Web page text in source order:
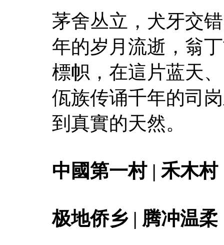
茅舍丛立，犬牙交
年的岁月流逝，翁
標帜，在這片蓝天
佤族传诵千年的司
到真實的天然。
中國第一村 | 禾木村
极地侨乡 | 腾冲温柔